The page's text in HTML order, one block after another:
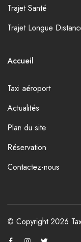
Trajet Santé
Trajet Longue
Accueil
Taxi aéroport
Actualités
Plan du site
Réservation
Contactez-nous
© Copyright 2026